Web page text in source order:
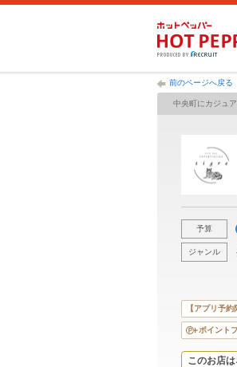
前のページへ戻る
中央町にカジュ
予算
ジャンル
【アプリ予
ポイント
このお店